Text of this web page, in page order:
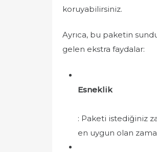
koruyabilirsiniz.
Ayrıca, bu paketin
gelen ekstra faydalar:
Esneklik
: Paketi istediğiniz
en uygun olan